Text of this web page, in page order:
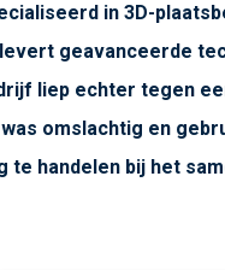
in 3D-
geavanceerde
liep echter tegen
omslachtig en
handelen bij het